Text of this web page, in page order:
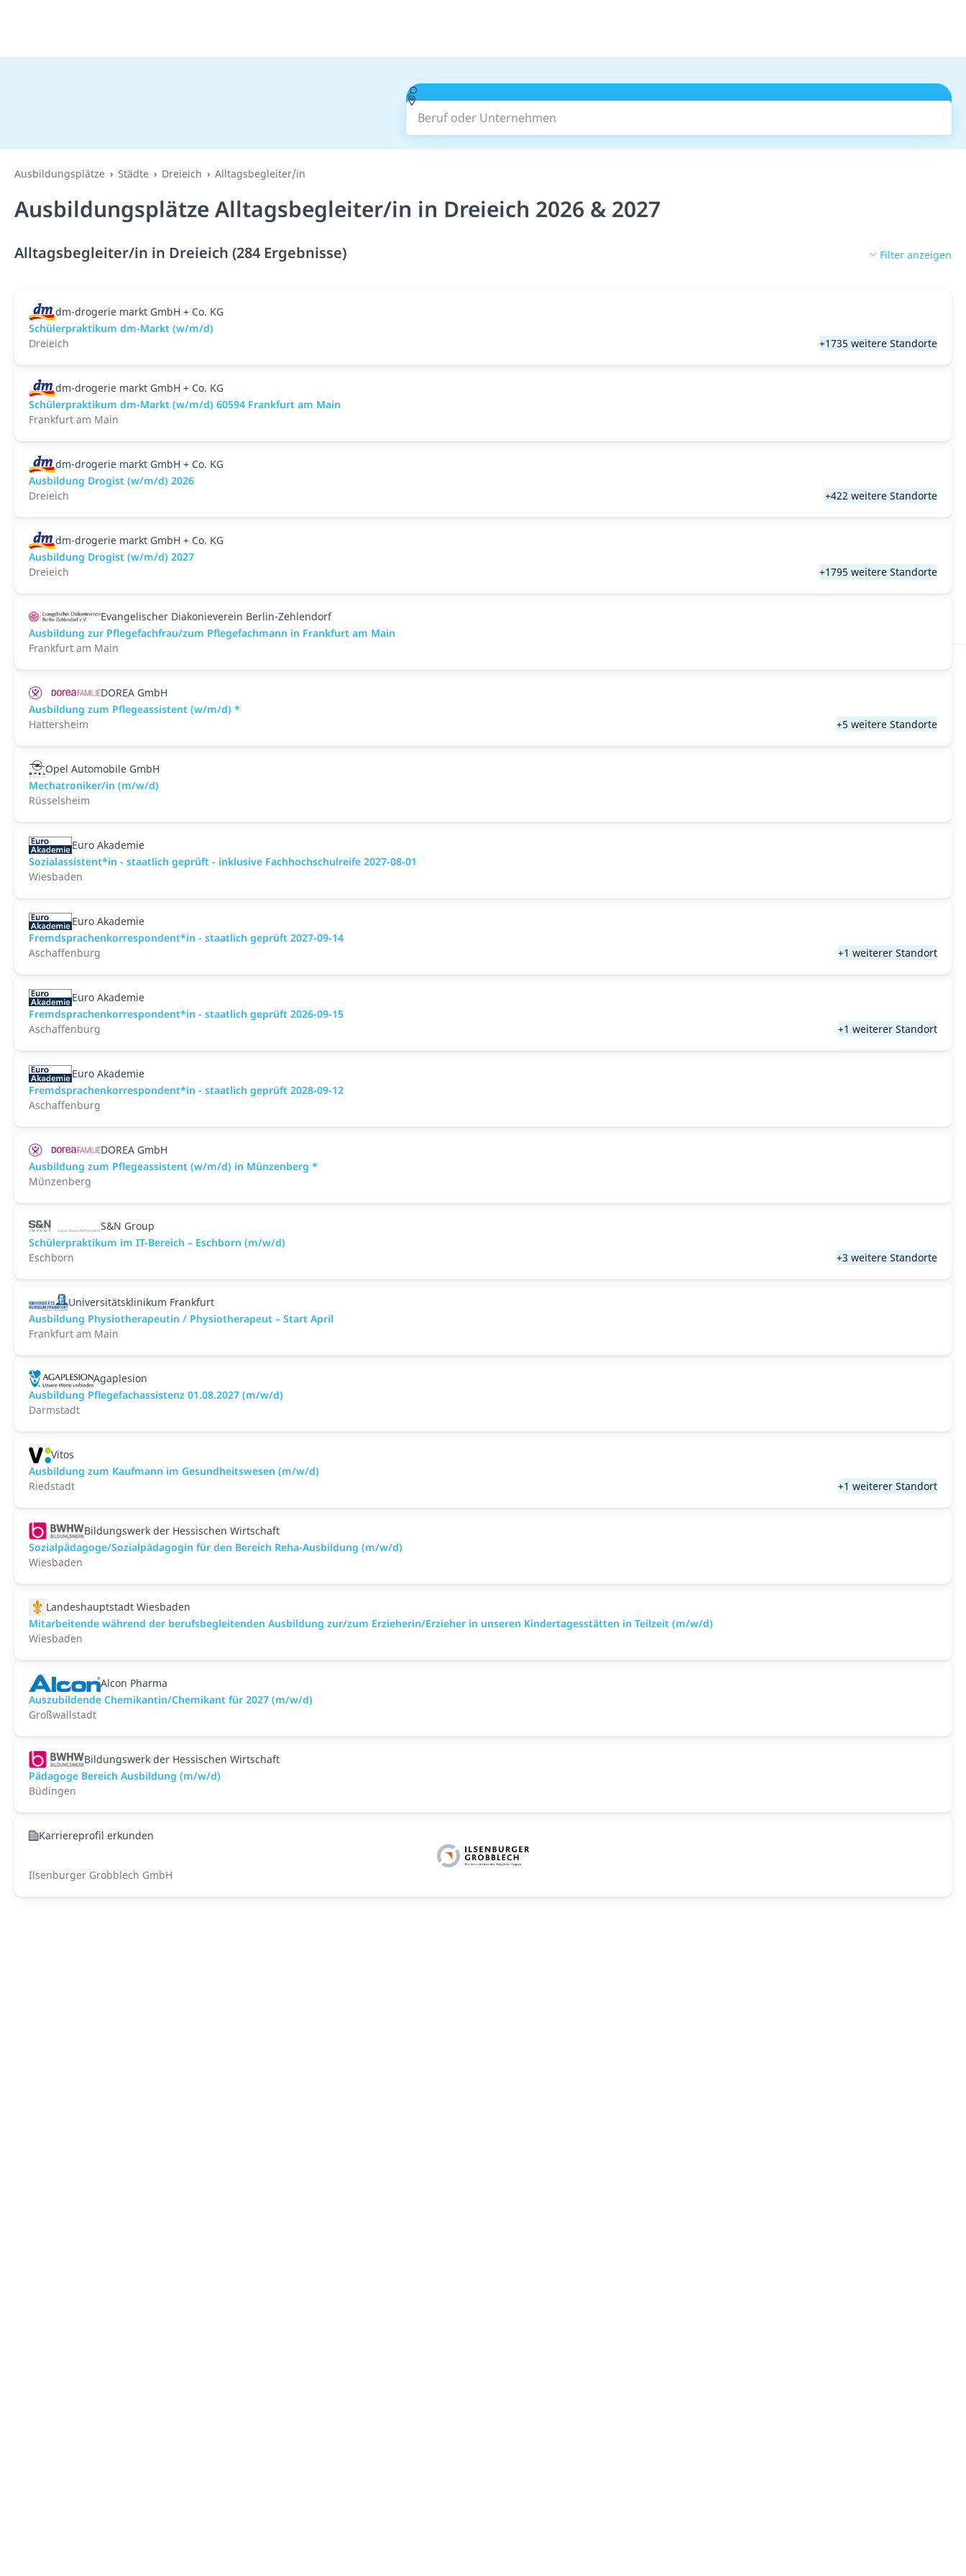
Beruf oder Unternehmen
Ausbildungsplätze Städte Dreieich Alltagsbegleiter/in
Ausbildungsplätze Alltagsbegleiter/in in Dreieich 2026 & 2027
Alltagsbegleiter/in in Dreieich (284 Ergebnisse) Filter anzeigen
dm-drogerie markt GmbH + Co. KG
Schülerpraktikum dm-Markt (w/m/d)
Dreieich
+1735 weitere Standorte
dm-drogerie markt GmbH + Co. KG
Schülerpraktikum dm-Markt (w/m/d) 60594 Frankfurt am Main
Frankfurt am Main
dm-drogerie markt GmbH + Co. KG
Ausbildung Drogist (w/m/d) 2026
Dreieich
+422 weitere Standorte
dm-drogerie markt GmbH + Co. KG
Ausbildung Drogist (w/m/d) 2027
Dreieich
+1795 weitere Standorte
Evangelischer Diakonieverein Berlin-Zehlendorf
Ausbildung zur Pflegefachfrau/zum Pflegefachmann in Frankfurt am Main
Frankfurt am Main
DOREA GmbH
Ausbildung zum Pflegeassistent (w/m/d) *
Hattersheim
+5 weitere Standorte
Opel Automobile GmbH
Mechatroniker/in (m/w/d)
Rüsselsheim
Euro Akademie
Sozialassistent*in - staatlich geprüft - inklusive Fachhochschulreife 2027-08-01
Wiesbaden
Euro Akademie
Fremdsprachenkorrespondent*in - staatlich geprüft 2027-09-14
Aschaffenburg
+1 weiterer Standort
Euro Akademie
Fremdsprachenkorrespondent*in - staatlich geprüft 2026-09-15
Aschaffenburg
+1 weiterer Standort
Euro Akademie
Fremdsprachenkorrespondent*in - staatlich geprüft 2028-09-12
Aschaffenburg
DOREA GmbH
Ausbildung zum Pflegeassistent (w/m/d) in Münzenberg *
Münzenberg
S&N Group
Schülerpraktikum im IT-Bereich – Eschborn (m/w/d)
Eschborn
+3 weitere Standorte
Universitätsklinikum Frankfurt
Ausbildung Physiotherapeutin / Physiotherapeut – Start April
Frankfurt am Main
Agaplesion
Ausbildung Pflegefachassistenz 01.08.2027 (m/w/d)
Darmstadt
Vitos
Ausbildung zum Kaufmann im Gesundheitswesen (m/w/d)
Riedstadt
+1 weiterer Standort
Bildungswerk der Hessischen Wirtschaft
Sozialpädagoge/Sozialpädagogin für den Bereich Reha-Ausbildung (m/w/d)
Wiesbaden
Landeshauptstadt Wiesbaden
Mitarbeitende während der berufsbegleitenden Ausbildung zur/zum Erzieherin/Erzieher in unseren Kindertagesstätten in Teilzeit (m/w/d)
Wiesbaden
Alcon Pharma
Auszubildende Chemikantin/Chemikant für 2027 (m/w/d)
Großwallstadt
Bildungswerk der Hessischen Wirtschaft
Pädagoge Bereich Ausbildung (m/w/d)
Büdingen
Karriereprofil erkunden
Ilsenburger Grobblech GmbH